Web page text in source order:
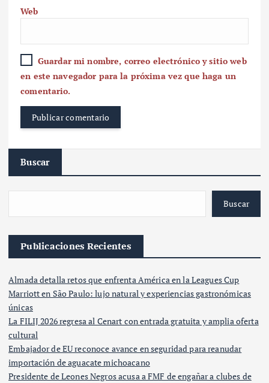
Web
Guardar mi nombre, correo electrónico y sitio web
en este navegador para la próxima vez que haga un
comentario.
Buscar
Buscar
Publicaciones Recientes
Almada detalla retos que enfrenta América en la Leagues Cup
Marriott en São Paulo: lujo natural y experiencias gastronómicas
únicas
La FILIJ 2026 regresa al Cenart con entrada gratuita y amplia oferta
cultural
Embajador de EU reconoce avance en seguridad para reanudar
importación de aguacate michoacano
Presidente de Leones Negros acusa a FMF de engañar a clubes de